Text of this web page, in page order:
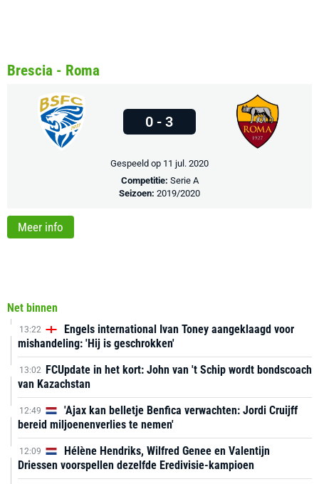
Net binnen
13:22
Engels international Ivan Toney aangeklaagd voor
mishandeling: 'Hij is geschrokken'
13:02 FCUpdate in het kort: John van 't Schip wordt bondscoach
van Kazachstan
12:49
'Ajax kan belletje Benfica verwachten: Jordi Cruijff
bereid miljoenenverlies te nemen'
12:09
Hélène Hendriks, Wilfred Genee en Valentijn
Driessen voorspellen dezelfde Eredivisie-kampioen
Brescia - Roma
0 - 3
Gespeeld op 11 jul. 2020
Competitie: Serie A
Seizoen: 2019/2020
Meer info